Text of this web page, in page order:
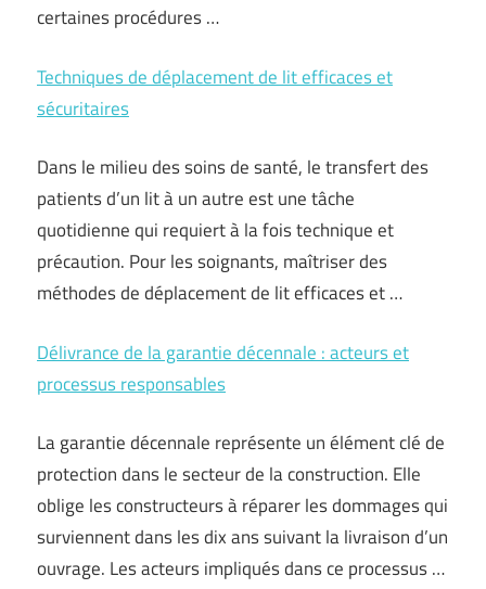
certaines procédures …
Techniques de déplacement de lit efficaces et
sécuritaires
Dans le milieu des soins de santé, le transfert des
patients d’un lit à un autre est une tâche
quotidienne qui requiert à la fois technique et
précaution. Pour les soignants, maîtriser des
méthodes de déplacement de lit efficaces et …
Délivrance de la garantie décennale : acteurs et
processus responsables
La garantie décennale représente un élément clé de
protection dans le secteur de la construction. Elle
oblige les constructeurs à réparer les dommages qui
surviennent dans les dix ans suivant la livraison d’un
ouvrage. Les acteurs impliqués dans ce processus …